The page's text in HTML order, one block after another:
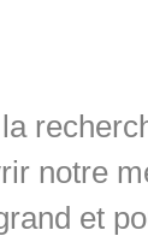
notre
et